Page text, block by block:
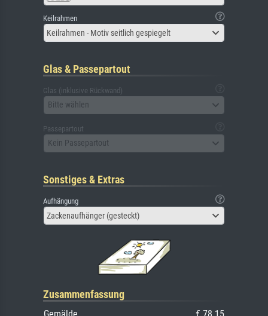
Keilrahmen
Keilrahmen - Motiv seitlich gespiegelt
Glas & Passepartout
Glas (inklusive Rückwand)
Bitte wählen
Passepartout
Kein Passepartout
Sonstiges & Extras
Aufhängung
Zackenaufhänger (gesteckt)
Zusammenfassung